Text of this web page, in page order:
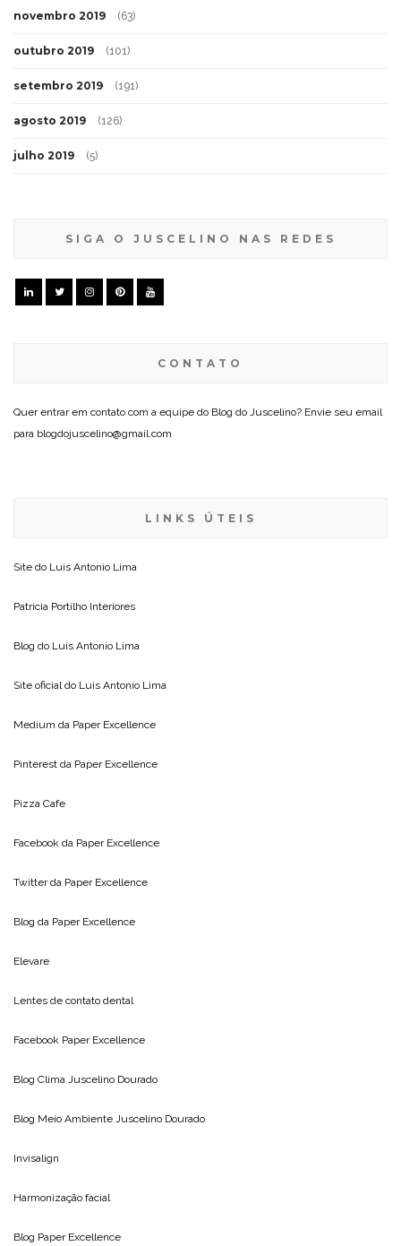
novembro 2019 (63)
outubro 2019 (101)
setembro 2019 (191)
agosto 2019 (126)
julho 2019 (5)
SIGA O JUSCELINO NAS REDES
CONTATO
Quer entrar em contato com a equipe do Blog do Juscelino? Envie seu email
para blogdojuscelino@gmail.com
LINKS ÚTEIS
Site do Luis Antonio Lima
Patricia Portilho Interiores
Blog do Luis Antonio Lima
Site oficial do Luis Antonio Lima
Medium da Paper Excellence
Pinterest da Paper Excellence
Pizza Cafe
Facebook da Paper Excellence
Twitter da Paper Excellence
Blog da Paper Excellence
Elevare
Lentes de contato dental
Facebook Paper Excellence
Blog Clima Juscelino Dourado
Blog Meio Ambiente Juscelino Dourado
Invisalign
Harmonização facial
Blog Paper Excellence